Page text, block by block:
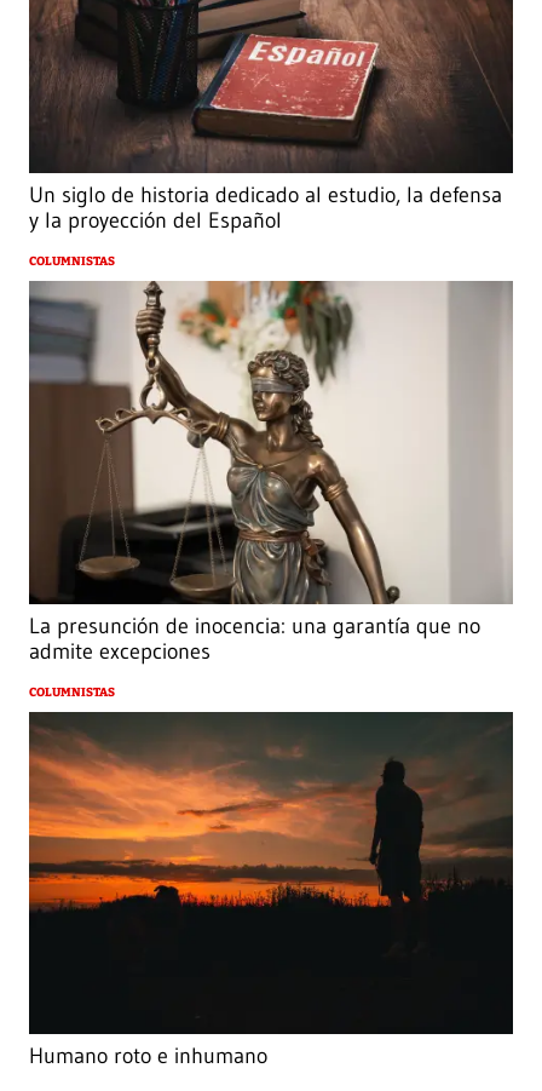
Un siglo de historia dedicado al estudio, la defensa
y la proyección del Español
COLUMNISTAS
La presunción de inocencia: una garantía que no
admite excepciones
COLUMNISTAS
Humano roto e inhumano